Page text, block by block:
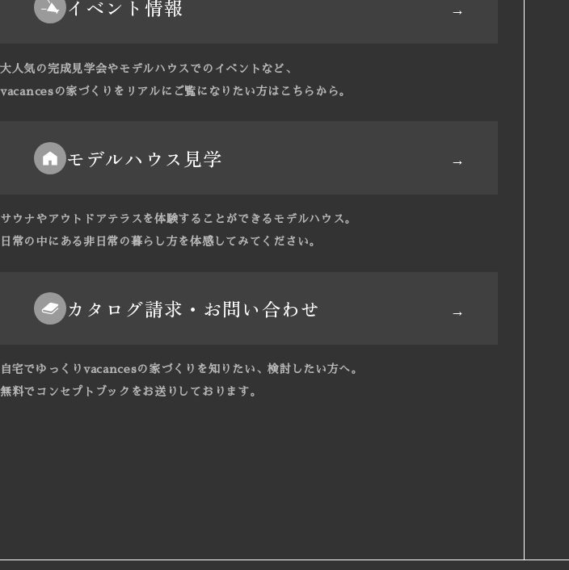
イベント情報
大人気の完成見学会やモデルハウスでのイベントなど、
vacancesの家づくりをリアルにご覧になりたい方はこちらから。
モデルハウス見学
サウナやアウトドアテラスを体験することができるモデルハウス。
日常の中にある非日常の暮らし方を体感してみてください。
カタログ請求・お問い合わせ
自宅でゆっくりvacancesの家づくりを知りたい、検討したい方へ。
無料でコンセプトブックをお送りしております。